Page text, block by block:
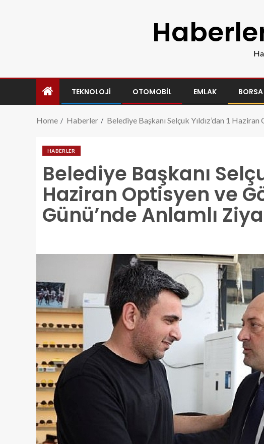
TEKNOLOJI OTOMOBIL EMLAK BORSA
Home Haberler Belediye Başkanı Selçuk Yıldız’dan 1
HABERLER
Belediye Başkanı
Haziran Optisyen ve
Günü’nde Anlamlı